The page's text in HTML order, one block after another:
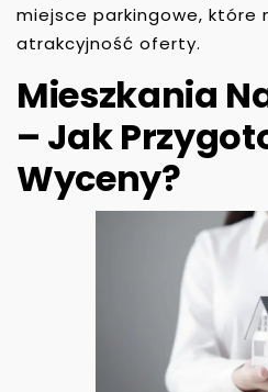
miejsce parkingowe, które
atrakcyjność oferty.
Mieszkania
– Jak
Wyceny?